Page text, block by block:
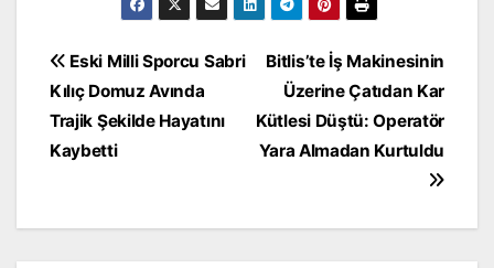
Yazı
gezinmesi
Bitlis’te İş Makinesinin
Üzerine Çatıdan Kar
Kütlesi Düştü: Operatör
Yara Almadan Kurtuldu
Eski Milli Sporcu Sabri
Kılıç Domuz Avında
Trajik Şekilde Hayatını
Kaybetti